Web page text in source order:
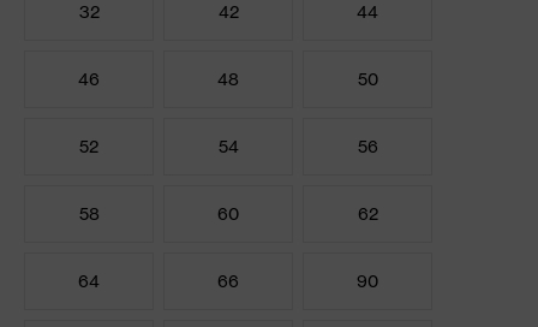
32 42 44
46 48 50
52 54 56
58 60 62
64 66 90